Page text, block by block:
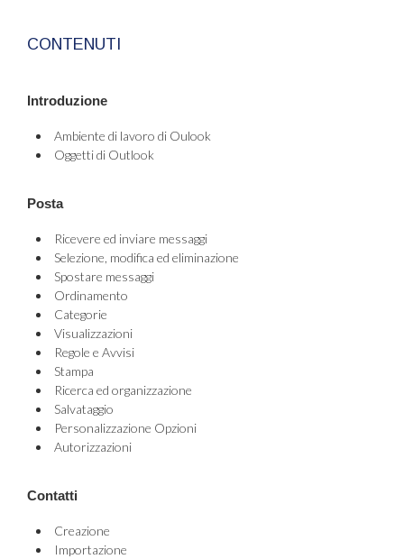
CONTENUTI
Introduzione
Ambiente di lavoro di Oulook
Oggetti di Outlook
Posta
Ricevere ed inviare messaggi
Selezione, modifica ed eliminazione
Spostare messaggi
Ordinamento
Categorie
Visualizzazioni
Regole e Avvisi
Stampa
Ricerca ed organizzazione
Salvataggio
Personalizzazione Opzioni
Autorizzazioni
Contatti
Creazione
Importazione